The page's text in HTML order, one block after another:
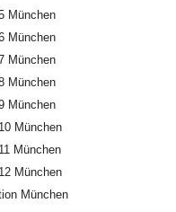
München
München
München
München
München
München
München
München
München